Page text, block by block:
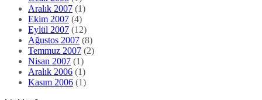
Linkler 1
Acer
Alpine Linux
Android
antiX
Apple
APT